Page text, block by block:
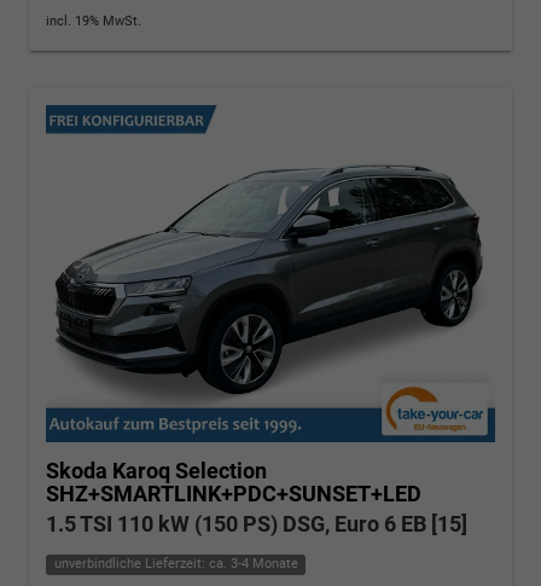
incl. 19% MwSt.
Skoda Karoq Selection
SHZ+SMARTLINK+PDC+SUNSET+LED
1.5 TSI 110 kW (150 PS) DSG, Euro 6 EB [15]
unverbindliche Lieferzeit: ca. 3-4 Monate